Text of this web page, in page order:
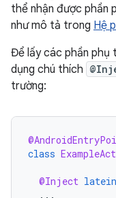
thể nhận được phần
như mô tả trong Hệ
Để lấy các phần phụ
dụng chú thích
trường:
class
@Inject
...